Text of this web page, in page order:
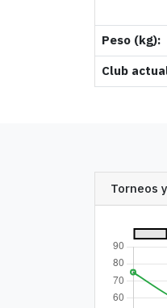
Peso (kg):
Club
Torneos